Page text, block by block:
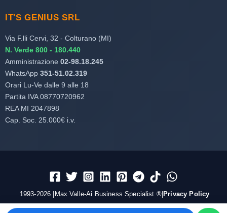
IT'S GENIUS SRL
Via F.lli Cervi, 32 - Colturano (MI)
N. Verde 800 - 180.440
Amministrazione 02-98.18.245
WhatsApp 351-51.02.319
Orari Lu-Ve dalle 9 alle 18
Partita IVA 08770720962
REA MI 2047898
Cap. Soc. 25.000€ i.v.
1993-2026 |Max Valle-Ai Business Specialist ®| Privacy Policy